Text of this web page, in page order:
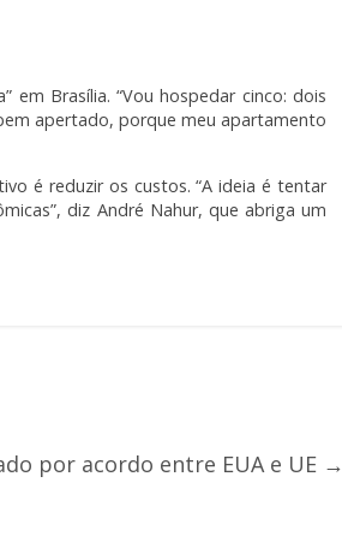
em Brasília. “Vou hospedar cinco: dois
apertado, porque meu apartamento
é reduzir os custos. “A ideia é tentar
diz André Nahur, que abriga um
por acordo entre EUA e UE →